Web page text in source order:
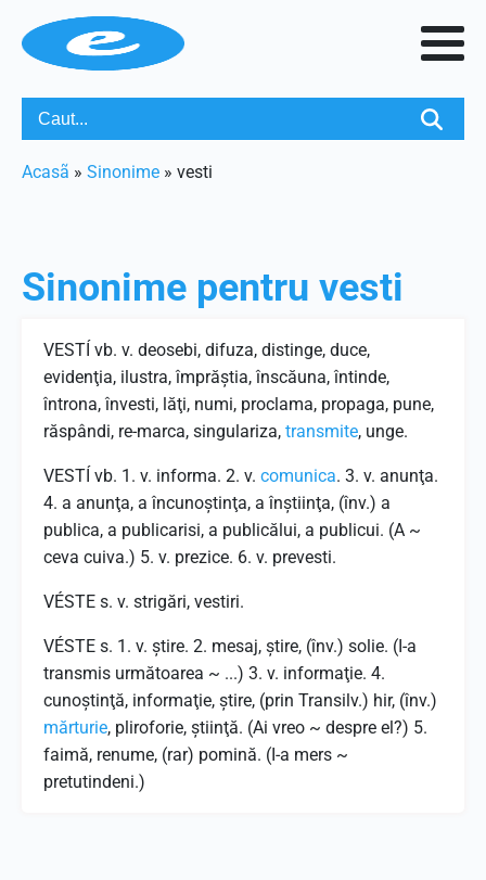
Acasã » Sinonime » vesti
Sinonime pentru vesti
VESTÍ vb. v. deosebi, difuza, distinge, duce,
evidenţia, ilustra, împrăştia, înscăuna, întinde,
întrona, învesti, lăţi, numi, proclama, propaga, pune,
răspândi, re-marca, singulariza, transmite, unge.
VESTÍ vb. 1. v. informa. 2. v. comunica. 3. v. anunţa.
4. a anunţa, a încunoştinţa, a înştiinţa, (înv.) a
publica, a publicarisi, a publicălui, a publicui. (A ~
ceva cuiva.) 5. v. prezice. 6. v. prevesti.
VÉSTE s. v. strigări, vestiri.
VÉSTE s. 1. v. ştire. 2. mesaj, ştire, (înv.) solie. (I-a
transmis următoarea ~ ...) 3. v. informaţie. 4.
cunoştinţă, informaţie, ştire, (prin Transilv.) hir, (înv.)
mărturie, pliroforie, ştiinţă. (Ai vreo ~ despre el?) 5.
faimă, renume, (rar) pomină. (I-a mers ~
pretutindeni.)